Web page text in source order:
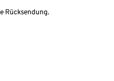
Rücksendung.